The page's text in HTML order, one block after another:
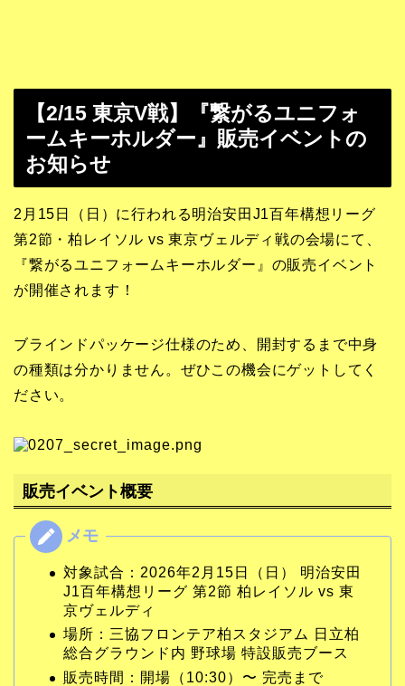
【2/15 東京V戦】『繋がるユニフォ
ームキーホルダー』販売イベントの
お知らせ
2月15日（日）に行われる明治安田J1百年構想リーグ
第2節・柏レイソル vs 東京ヴェルディ戦の会場にて、
『繋がるユニフォームキーホルダー』の販売イベント
が開催されます！
ブラインドパッケージ仕様のため、開封するまで中身
の種類は分かりません。ぜひこの機会にゲットしてく
ださい。
販売イベント概要
対象試合：2026年2月15日（日） 明治安田
J1百年構想リーグ 第2節 柏レイソル vs 東
京ヴェルディ
場所：三協フロンテア柏スタジアム 日立柏
総合グラウンド内 野球場 特設販売ブース
販売時間：開場（10:30）〜 完売まで